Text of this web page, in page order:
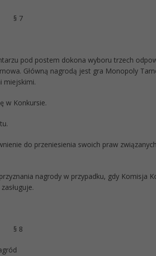
§ 7
pod postem dokona wyboru trzech
Główną nagrodą jest gra Monopoly
miejskimi.
w Konkursie.
do przeniesienia swoich praw
nagrody w przypadku, gdy Komisja
§ 8